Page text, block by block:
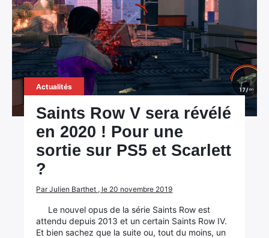
Actualités
Saints Row V sera révélé
en 2020 ! Pour une
sortie sur PS5 et Scarlett
?
Par Julien Barthet , le 20 novembre 2019
Le nouvel opus de la série Saints Row est
attendu depuis 2013 et un certain Saints Row IV.
Et bien sachez que la suite ou, tout du moins, un